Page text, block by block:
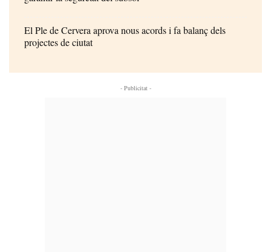
El Ple de Cervera aprova nous acords i fa balanç dels
projectes de ciutat
- Publicitat -